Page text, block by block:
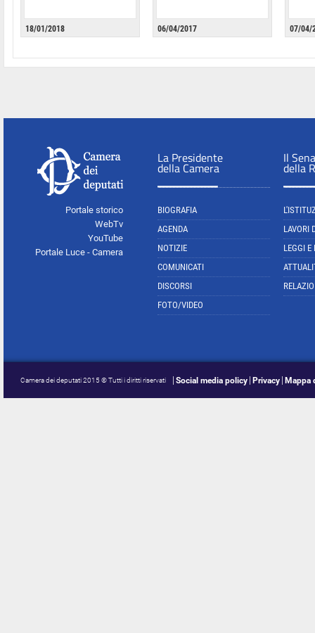
18/01/2018 06/04/2017 07/04/
Portale storico
WebTv
YouTube
Portale Luce - Camera
La Presidente
della Camera
BIOGRAFIA
AGENDA
NOTIZIE
COMUNICATI
DISCORSI
FOTO/VIDEO
Il
della
LAVORI
LEGGI E
Camera dei deputati 2015 © Tutti i diritti riservati Social media policy Privacy Mappa